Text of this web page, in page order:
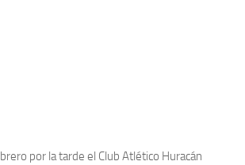
por la tarde el Club Atlético Huracán